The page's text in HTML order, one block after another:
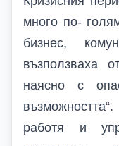
много по-
бизнес,
възползваха
наясно с
работя и